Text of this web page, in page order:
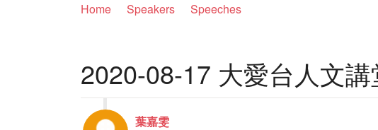
Home Speakers Speeches
2020-08-17 大愛台人文
葉嘉雯